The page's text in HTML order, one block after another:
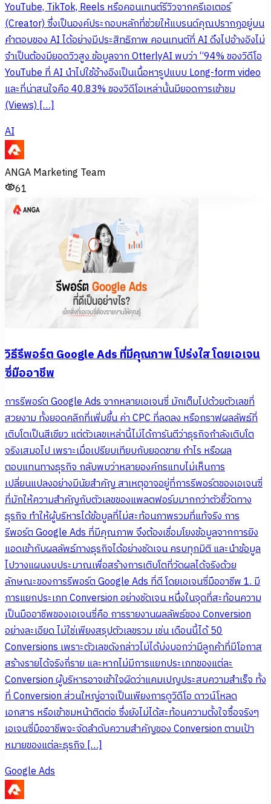
YouTube, TikTok, Reels หรือคอนเทนต์รีวิวจากครีเอเตอร์
(Creator) ซึ่งเป็นองค์ประกอบหลักที่ช่วยให้แบรนด์คุณปรากฏอยู่บน
คำตอบของ AI ได้อย่างมีประสิทธิภาพ คอนเทนต์ที่ AI ดึงไปอ้างอิงไม่
จำเป็นต้องมียอดวิวสูง ข้อมูลจาก OtterlyAI พบว่า “94% ของวิดีโอ
YouTube ที่ AI นำไปใช้อ้างอิงเป็นเนื้อหารูปแบบ Long-form video
และที่น่าสนใจคือ 40.83% ของวิดีโอเหล่านั้นมียอดการเข้าชม
(Views) […]
AI
ANGA Marketing Team
61
วิธีรีพอร์ต Google Ads ที่มีคุณภาพ โปร่งใส โดยเอเจน
ซี่มืออาชีพ
การรีพอร์ต Google Ads จากหลายเอเจนซี่ มักเต็มไปด้วยตัวเลขที่
สวยงาม ทั้งยอดคลิกที่เพิ่มขึ้น ค่า CPC ที่ลดลง หรือกราฟผลลัพธ์ที่
เติบโตเป็นสีเขียว แต่ตัวเลขเหล่านี้ไม่ได้การันตีว่าธุรกิจกำลังเติบโต
จริงเสมอไป เพราะเมื่อเปรียบเทียบกับยอดขาย กำไร หรือผล
ตอบแทนทางธุรกิจ กลับพบว่าหลายองค์กรแทบไม่เห็นการ
เปลี่ยนแปลงอย่างมีนัยสำคัญ สาเหตุอาจอยู่ที่การรีพอร์ตของเอเจนซี่
ที่มักให้ความสำคัญกับตัวเลขของแพลตฟอร์มมากกว่าตัวชี้วัดทาง
ธุรกิจ ทำให้ผู้บริหารได้ข้อมูลที่ไม่สะท้อนภาพรวมที่แท้จริง การ
รีพอร์ต Google Ads ที่มีคุณภาพ จึงต้องเชื่อมโยงข้อมูลจากการยิง
แอดเข้ากับผลลัพธ์ทางธุรกิจได้อย่างชัดเจน ครบทุกมิติ และนำข้อมูล
ไปวางแผนงบประมาณเพื่อสร้างการเติบโตที่วัดผลได้จริงด้วย
ลักษณะของการรีพอร์ต Google Ads ที่ดี โดยเอเจนซี่มืออาชีพ 1. มี
การแยกประเภท Conversion อย่างชัดเจน หนึ่งในจุดที่สะท้อนความ
เป็นมืออาชีพของเอเจนซี่คือ การรายงานผลลัพธ์ของ Conversion
อย่างละเอียด ไม่ใช่เพียงสรุปตัวเลขรวม เช่น เดือนนี้ได้ 50
Conversions เพราะตัวเลขดังกล่าวไม่ได้บ่งบอกว่ามีลูกค้าที่มีโอกาส
สร้างรายได้จริงกี่ราย และหากไม่มีการแยกประเภทของแต่ละ
Conversion ผู้บริหารอาจเข้าใจผิดว่าแคมเปญประสบความสำเร็จ ทั้ง
ที่ Conversion ส่วนใหญ่อาจเป็นเพียงการดูวิดีโอ ดาวน์โหลด
เอกสาร หรือเข้าชมหน้าติดต่อ ซึ่งยังไม่ได้สะท้อนความตั้งใจซื้อจริงๆ
เอเจนซี่มืออาชีพจะจัดลำดับความสำคัญของ Conversion ตามเป้า
หมายของแต่ละธุรกิจ […]
Google Ads